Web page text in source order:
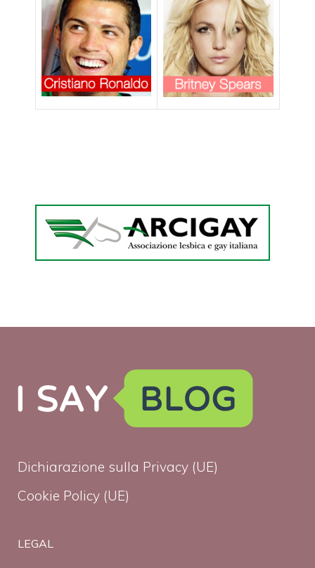
Dichiarazione sulla Privacy (UE)
Cookie Policy (UE)
LEGAL